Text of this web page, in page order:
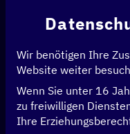
Startseite > Initiativen >
Eine webbasierte Plattform
Wir benötigen Ihre
Website weiter
Wenn Sie unter 16
zu freiwilligen
Ihre